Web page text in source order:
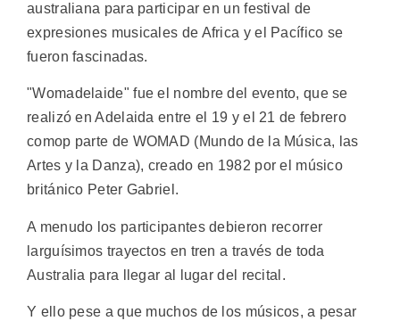
australiana para participar en un festival de
expresiones musicales de Africa y el Pacífico se
fueron fascinadas.
"Womadelaide" fue el nombre del evento, que se
realizó en Adelaida entre el 19 y el 21 de febrero
comop parte de WOMAD (Mundo de la Música, las
Artes y la Danza), creado en 1982 por el músico
británico Peter Gabriel.
A menudo los participantes debieron recorrer
larguísimos trayectos en tren a través de toda
Australia para llegar al lugar del recital.
Y ello pese a que muchos de los músicos, a pesar